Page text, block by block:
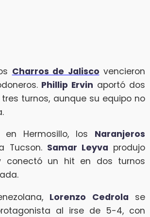
Charros de Jalisco vencieron
Phillip Ervin aportó dos
turnos, aunque su equipo no
Hermosillo, los Naranjeros
Tucson. Samar Leyva produjo
conectó un hit en dos turnos
Lorenzo Cedrola se
al irse de 5-4, con